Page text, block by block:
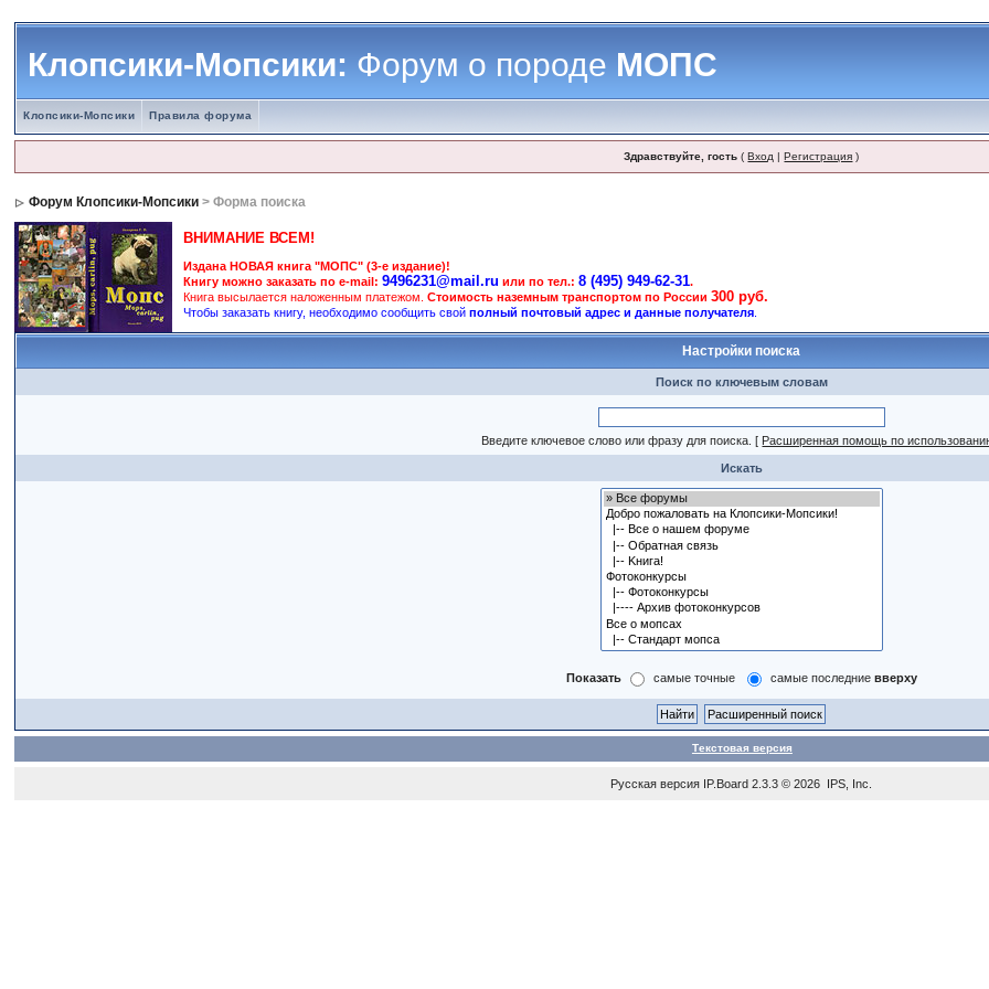
Клопсики-Мопсики:Форум о породеМОПС
Клопсики-Мопсики Правила форума
Здравствуйте, гость (Вход |Регистрация )
Форум Клопсики-Мопсики > Форма поиска
ВНИМАНИЕ ВСЕМ!
Издана НОВАЯ книга "МОПС" (3-е издание)!
Книгу можно заказать по e-mail:9496231@mail.ru или по тел.:8 (495) 949-62-31.
Книга высылается наложенным платежом.Стоимость наземным транспортом по России300 руб.
Чтобы заказать книгу, необходимо сообщить свойполный почтовый адрес и данные получателя
Настройки поиска
Поиск по ключевым словам
Введите ключевое слово или фразу для поиска. [ Расширенная помощь по
Искать
Показать самые точные самые последние вверху
Текстовая версия
Русская версия IP.Board 2.3.3 © 2026 IPS, Inc